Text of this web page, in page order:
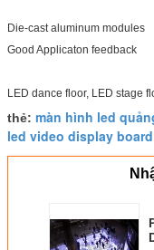
Die-cast aluminum modules
Good Applicaton feedback
LED dance floor, LED stage
thẻ: màn hình led
led video display board